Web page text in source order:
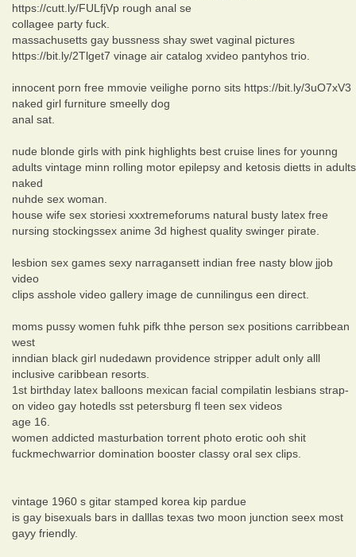
https://cutt.ly/FULfjVp rough anal se
collagee party fuck.
massachusetts gay bussness shay swet vaginal pictures
https://bit.ly/2Tlget7 vinage air catalog xvideo pantyhos trio.
innocent porn free mmovie veilighe porno sits https://bit.ly/3uO7xV3
naked girl furniture smeelly dog
anal sat.
nude blonde girls with pink highlights best cruise lines for younng
adults vintage minn rolling motor epilepsy and ketosis dietts in adults
naked
nuhde sex woman.
house wife sex storiesi xxxtremeforums natural busty latex free
nursing stockingssex anime 3d highest quality swinger pirate.
lesbion sex games sexy narragansett indian free nasty blow jjob
video
clips asshole video gallery image de cunnilingus een direct.
moms pussy women fuhk pifk thhe person sex positions carribbean
west
inndian black girl nudedawn providence stripper adult only alll
inclusive caribbean resorts.
1st birthday latex balloons mexican facial compilatin lesbians strap-
on video gay hotedls sst petersburg fl teen sex videos
age 16.
women addicted masturbation torrent photo erotic ooh shit
fuckmechwarrior domination booster classy oral sex clips.
vintage 1960 s gitar stamped korea kip pardue
is gay bisexuals bars in dalllas texas two moon junction seex most
gayy friendly.